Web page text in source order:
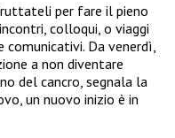
per fare il pieno
colloqui, o viaggi
Da venerdì,
a non diventare
del cancro, segnala la
un nuovo inizio è in